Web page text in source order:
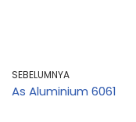
SEBELUMNYA
As Aluminium 6061